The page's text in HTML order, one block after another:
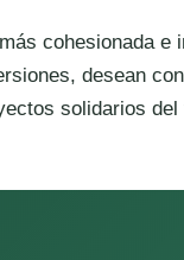
cohesionada e
desean
solidarios